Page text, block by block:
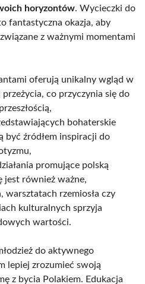
horyzontów. Wycieczki do
fantastyczna okazja, aby
z ważnymi momentami
oferują unikalny wgląd w
co przyczynia się do
bohaterskie
być źródłem inspiracji do
promujące polską
jest również ważne,
warsztatach rzemiosła czy
kulturalnych sprzyja
wartości.
do aktywnego
lepiej zrozumieć swoją
z bycia Polakiem. Edukacja